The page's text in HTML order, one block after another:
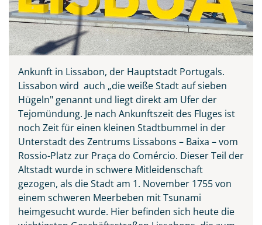
Ankunft in Lissabon, der Hauptstadt Portugals.
Lissabon wird auch „die weiße Stadt auf sieben
Hügeln" genannt und liegt direkt am Ufer der
Tejomündung. Je nach Ankunftszeit des Fluges ist
noch Zeit für einen kleinen Stadtbummel in der
Unterstadt des Zentrums Lissabons – Baixa – vom
Rossio-Platz zur Praça do Comércio. Dieser Teil der
Altstadt wurde in schwere Mitleidenschaft
gezogen, als die Stadt am 1. November 1755 von
einem schweren Meerbeben mit Tsunami
heimgesucht wurde. Hier befinden sich heute die